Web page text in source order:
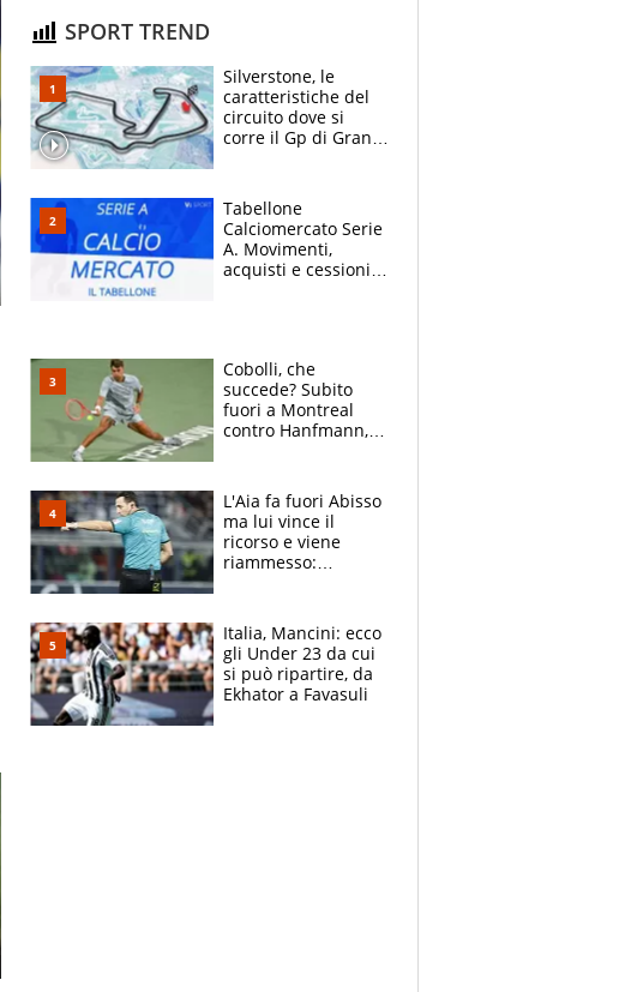
SPORT TREND
Silverstone, le
caratteristiche del
circuito dove si
corre il Gp di Gran
Tabellone
Calciomercato Serie
A. Movimenti,
acquisti e cessioni:
Cobolli, che
succede? Subito
fuori a Montreal
contro Hanfmann,
L'Aia fa fuori Abisso
ma lui vince il
ricorso e viene
riammesso:
Italia, Mancini: ecco
gli Under 23 da cui
si può ripartire, da
Ekhator a Favasuli